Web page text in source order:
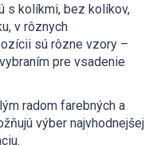
s kolíkmi, bez kolíkov,
v rôznych
sú rôzne vzory –
pre vsadenie
radom farebných a
výber najvhodnejšej